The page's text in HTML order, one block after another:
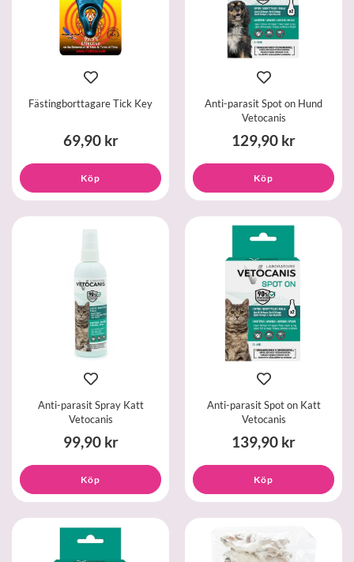
Fästingborttagare Tick Key
69,90 kr
Köp
Anti-parasit Spot on Hund
Vetocanis
129,90 kr
Köp
Anti-parasit Spray Katt
Vetocanis
99,90 kr
Köp
Anti-parasit Spot on Katt
Vetocanis
139,90 kr
Köp